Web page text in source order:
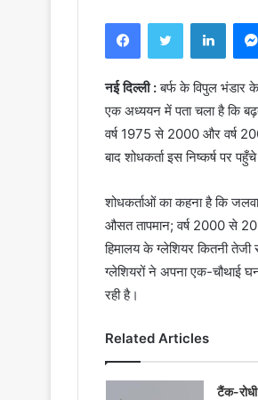
FacebookTwitter
नई दिल्ली :बर्फ के विपुल भंडार
एक अध्ययन में पता चला है कि
वर्ष 1975 से 2000 और वर्ष
बाद शोधकर्ता इस निष्कर्ष पर
शोधकर्ताओं का कहना है कि
औसत तापमान; वर्ष 2000 से
हिमालय के ग्लेशियर कितनी
ग्लेशियरों ने अपना एक-चौथाई
रही है।
Related Articles
टैंक-